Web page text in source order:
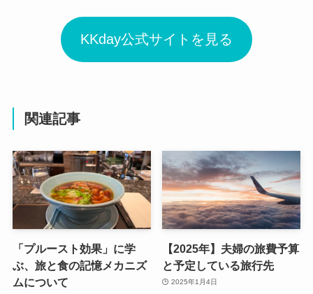
KKday公式サイトを見る
関連記事
「プルースト効果」に学
ぶ、旅と食の記憶メカニズ
ムについて
【2025年】夫婦の旅費予算
と予定している旅行先
2025年1月4日